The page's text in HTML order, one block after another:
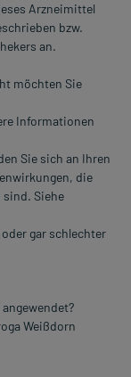
Arzneimittel
bzw.
an.
möchten Sie
Informationen
Sie sich an Ihren
die
sind. Siehe
gar schlechter
Weißdorn